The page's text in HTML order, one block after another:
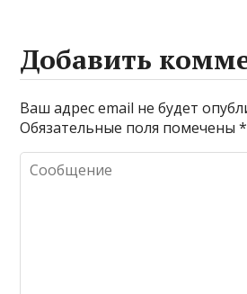
Добавить
Ваш адрес email не будет
Обязательные поля помечены*